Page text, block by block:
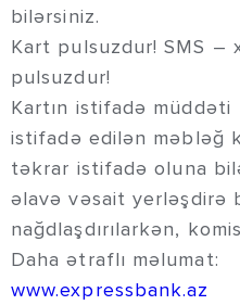
bilərsiniz.
Kart pulsuzdur! SMS –
pulsuzdur!
Kartın istifadə
istifadə edilən məbləğ
təkrar istifadə oluna
əlavə vəsait yerləşdirə
nağdlaşdırılarkən,
Daha ətraflı məlumat:
www.expressbank.az